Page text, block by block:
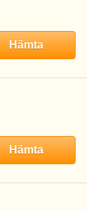
Hämta
Hämta